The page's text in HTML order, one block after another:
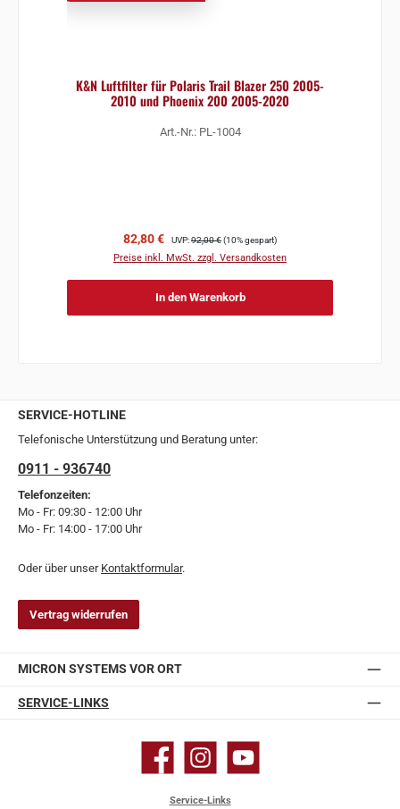
K&N Luftfilter für Polaris Trail Blazer 250 2005-
2010 und Phoenix 200 2005-2020
Art.-Nr.: PL-1004
Verkaufspreis:
82,80 € Regulärer Preis:
UVP:92,00 €(10% gespart)
Preise inkl. MwSt. zzgl. Versandkosten
In den Warenkorb
SERVICE-HOTLINE
Telefonische Unterstützung und Beratung unter:
0911 - 936740
Telefonzeiten:
Mo - Fr: 09:30 - 12:00 Uhr
Mo - Fr: 14:00 - 17:00 Uhr
Oder über unser Kontaktformular.
Vertrag widerrufen
MICRON SYSTEMS VOR ORT
SERVICE-LINKS
Facebook Instagram YouTube
Service-Links